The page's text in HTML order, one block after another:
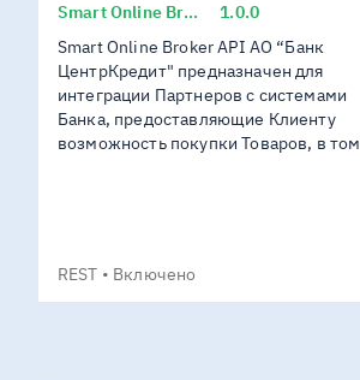
Smart Online Broker API
1.0.0
Smart Online Broker API АО “Банк
ЦентрКредит" предназначен для
интеграции Партнеров с системами
Банка, предоставляющие Клиенту
возможность покупки Товаров, в том
REST Включено